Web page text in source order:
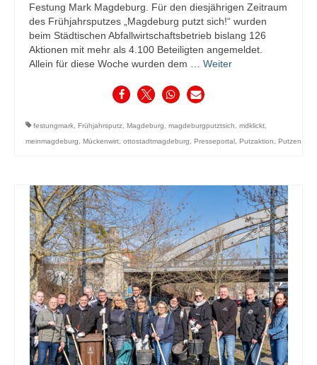
Festung Mark Magdeburg. Für den diesjährigen Zeitraum
des Frühjahrsputzes „Magdeburg putzt sich!“ wurden
beim Städtischen Abfallwirtschaftsbetrieb bislang 126
Aktionen mit mehr als 4.100 Beteiligten angemeldet.
Allein für diese Woche wurden dem … Weiter
festungmark, Frühjahrsputz, Magdeburg, magdeburgputztsich, mdklickt,
meinmagdeburg, Mückenwirt, ottostadtmagdeburg, Presseportal , Putzaktion, Putzen